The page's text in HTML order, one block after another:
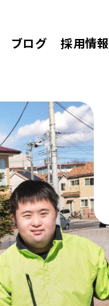
ブログ 採用情報